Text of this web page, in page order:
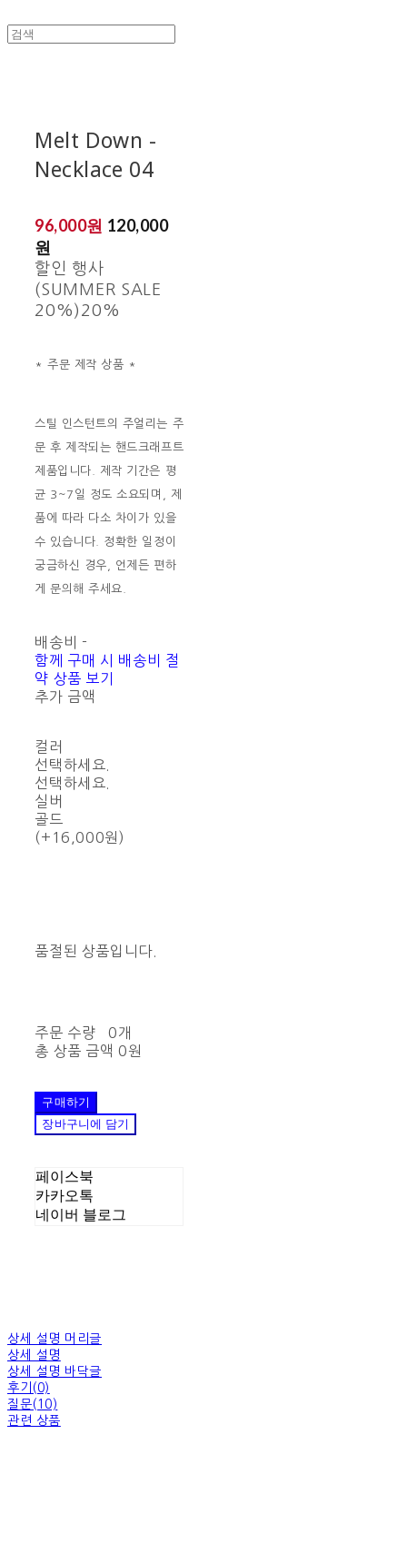
Melt Down -
Necklace 04
96,000원 120,000
원
할인 행사
(SUMMER SALE
20%) 20%
* 주문 제작 상품 *
스틸 인스턴트의 주얼리는 주
문 후 제작되는 핸드크래프트
제품입니다. 제작 기간은 평
균 3~7일 정도 소요되며, 제
품에 따라 다소 차이가 있을
수 있습니다. 정확한 일정이
궁금하신 경우, 언제든 편하
게 문의해 주세요.
배송비 -
함께 구매 시 배송비 절
약 상품 보기
추가 금액
컬러
선택하세요.
선택하세요.
실버
골드
(+16,000원)
품절된 상품입니다.
주문 수량
0개
총 상품 금액 0원
구매하기
장바구니에 담기
페이스북
카카오톡
네이버 블로그
상세 설명 머리글
상세 설명
상세 설명 바닥글
후기(0)
질문(10)
관련 상품